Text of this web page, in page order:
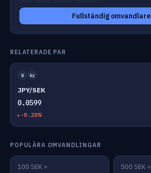
Fullständig omvandlare
RELATERADE PAR
¥ kr
JPY/SEK
0.0599
-0.20%
POPULÄRA OMVANDLINGAR
100 SEK = 500 SEK =